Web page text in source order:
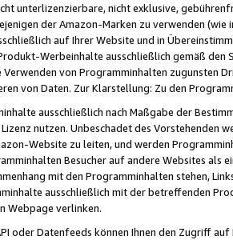
unterlizenzierbare, nicht exklusive,
der Amazon-Marken zu verwenden
auf Ihrer Website und in
Werbeinhalte ausschließlich gemäß
Verwenden von Programminhalten zugunsten
von Daten. Zur Klarstellung: Zu den
ausschließlich nach Maßgabe der
nutzen. Unbeschadet des Vorstehenden
Website zu leiten, und werden
Besucher auf andere Websites als
mit den Programminhalten stehen,
ausschließlich mit der betreffenden
Webpage verlinken.
oder Datenfeeds können Ihnen den Zugriff